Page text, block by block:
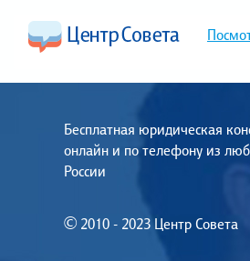
Бесплатная юридическая
онлайн и по телефону из
России
© 2010 - 2023 Центр Совета